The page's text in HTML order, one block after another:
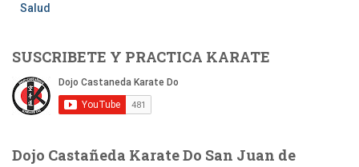
Salud
SUSCRIBETE Y PRACTICA KARATE
Dojo Castañeda Karate Do San Juan de